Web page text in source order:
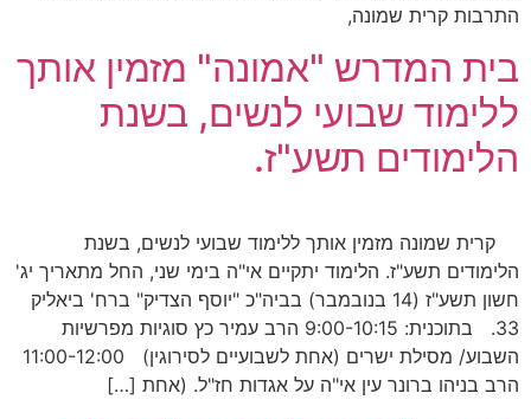
התרבות קרית שמונה,
בית המדרש "אמונה" מזמין אותך
ללימוד שבועי לנשים, בשנת
הלימודים תשע"ז.
קרית שמונה מזמין אותך ללימוד שבועי לנשים, בשנת
הלימודים תשע"ז. הלימוד יתקיים אי"ה בימי שני, החל מתאריך יג'
חשון תשע"ז (14 בנובמבר) בביה"כ "יוסף הצדיק" ברח' ביאליק
33. בתוכנית: 9:00-10:15 הרב עמיר כץ סוגיות מפרשיות
השבוע/ מסילת ישרים (אחת לשבועיים לסירוגין) 11:00-12:00
הרב בניהו ברונר עין אי"ה על אגדות חז"ל. (אחת […]